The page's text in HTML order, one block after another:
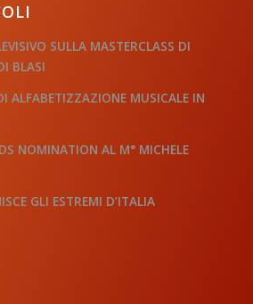
SULLA MASTERCLASS DI
BLASI
ALFABETIZZAZIONE MUSICALE IN
NOMINATION AL M° MICHELE
GLI ESTREMI D’ITALIA